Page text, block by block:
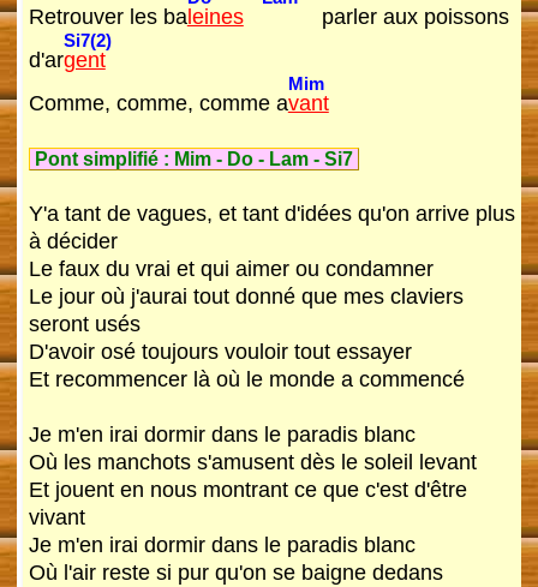
Retrouver les baleines
parler aux poissons
d'ar
Si7(2)
gent
Comme, comme, comme a
Mim
vant
Pont simplifié : Mim- Do- Lam- Si7
Y'a tant de vagues, et tant d'idées qu'on arrive plus
à décider
Le faux du vrai et qui aimer ou condamner
Le jour où j'aurai tout donné que mes claviers
seront usés
D'avoir osé toujours vouloir tout essayer
Et recommencer là où le monde a commencé
Je m'en irai dormir dans le paradis blanc
Où les manchots s'amusent dès le soleil levant
Et jouent en nous montrant ce que c'est d'être
vivant
Je m'en irai dormir dans le paradis blanc
Où l'air reste si pur qu'on se baigne dedans